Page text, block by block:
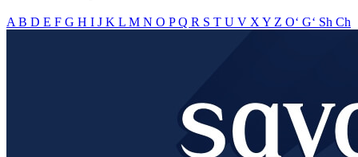
A B D E F G H I J K L M N O PQ R S T U V X Y Z O‘ G‘ Sh Ch